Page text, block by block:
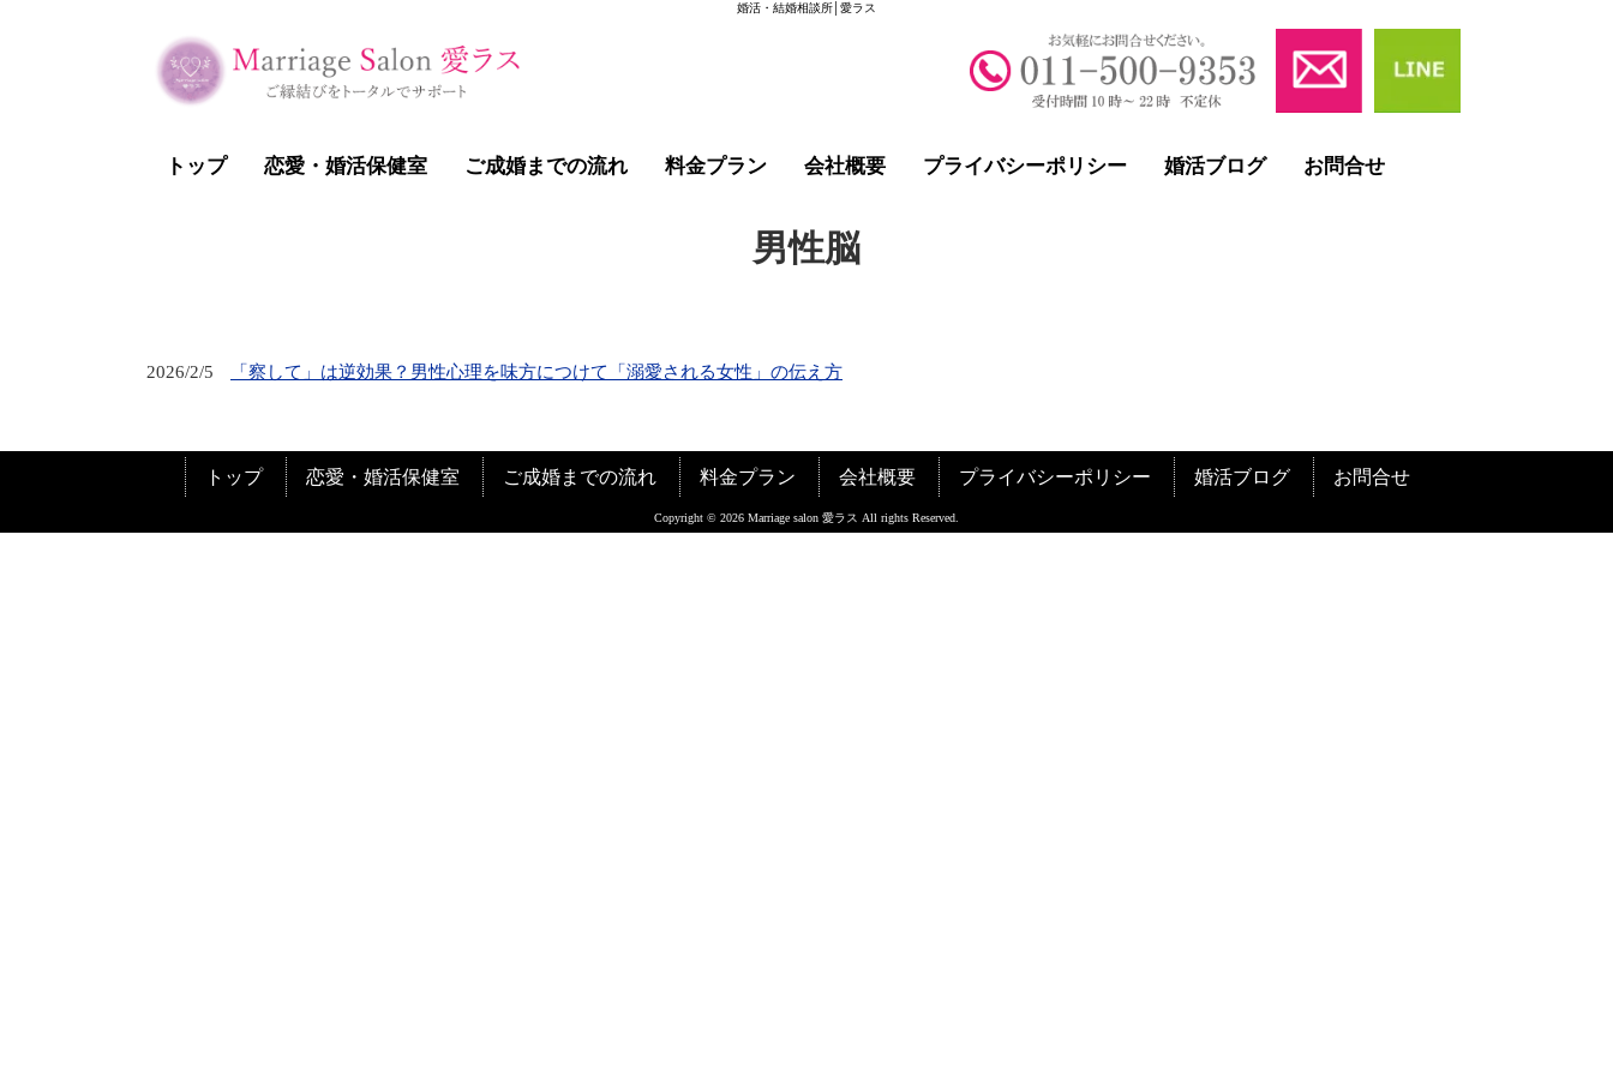
婚活・結婚相談所│愛ラス
トップ 恋愛・婚活保健室 ご成婚までの流れ 料金プラン 会社概要 プライバシーポリシー 婚活ブログ お問合せ
男性脳
2026/2/5 「察して」は逆効果？男性心理を味方につけて「溺愛される女性」の伝え方
トップ 恋愛・婚活保健室 ご成婚までの流れ 料金プラン 会社概要 プライバシーポリシー 婚活ブログ お問合せ
Copyright © 2026 Marriage salon 愛ラス All rights Reserved.